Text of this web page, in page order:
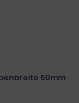
50mm